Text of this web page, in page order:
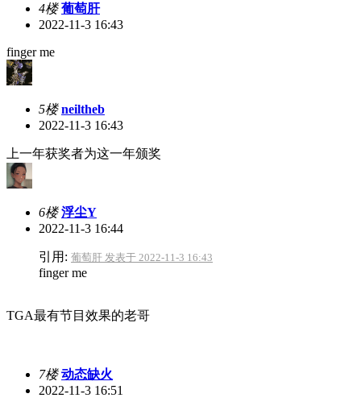
4楼 葡萄肝
2022-11-3 16:43
finger me
5楼 neiltheb
2022-11-3 16:43
上一年获奖者为这一年颁奖
6楼 浮尘Y
2022-11-3 16:44
引用: 葡萄肝 发表于 2022-11-3 16:43
finger me
TGA最有节目效果的老哥
7楼 动态缺火
2022-11-3 16:51